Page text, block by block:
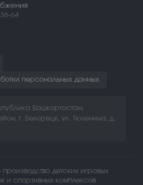
64
персональных данных
Башкортостан,
г. Белорецк, ул. Тюленина, д.
детских игровых
и спортивных комплексов